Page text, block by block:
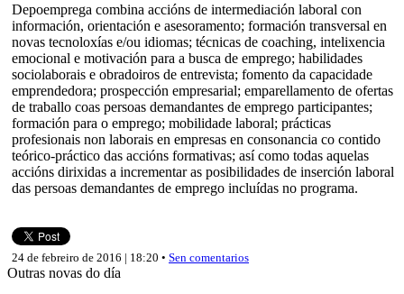
Depoemprega combina accións de intermediación laboral con
información, orientación e asesoramento; formación transversal en
novas tecnoloxías e/ou idiomas; técnicas de coaching, intelixencia
emocional e motivación para a busca de emprego; habilidades
sociolaborais e obradoiros de entrevista; fomento da capacidade
emprendedora; prospección empresarial; emparellamento de ofertas
de traballo coas persoas demandantes de emprego participantes;
formación para o emprego; mobilidade laboral; prácticas
profesionais non laborais en empresas en consonancia co contido
teórico-práctico das accións formativas; así como todas aquelas
accións dirixidas a incrementar as posibilidades de inserción laboral
das persoas demandantes de emprego incluídas no programa.
24 de febreiro de 2016 | 18:20 • Sen comentarios
Outras novas do día